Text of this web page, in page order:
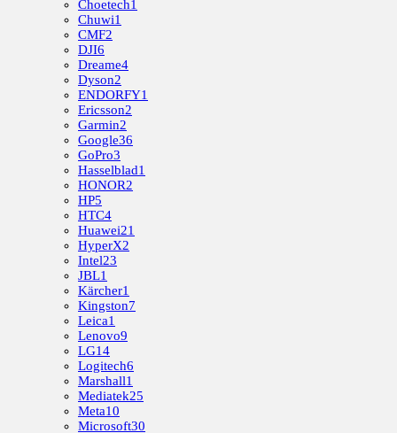
Choetech1
Chuwi1
CMF2
DJI6
Dreame4
Dyson2
ENDORFY1
Ericsson2
Garmin2
Google36
GoPro3
Hasselblad1
HONOR2
HP5
HTC4
Huawei21
HyperX2
Intel23
JBL1
Kärcher1
Kingston7
Leica1
Lenovo9
LG14
Logitech6
Marshall1
Mediatek25
Meta10
Microsoft30